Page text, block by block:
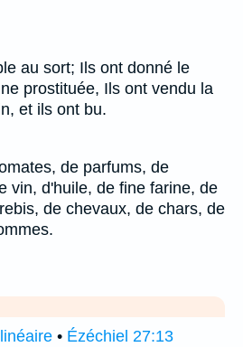
au sort; Ils ont donné le
prostituée, Ils ont vendu la
et ils ont bu.
de parfums, de
vin, d'huile, de fine farine, de
de chevaux, de chars, de
• Ézéchiel 27:13